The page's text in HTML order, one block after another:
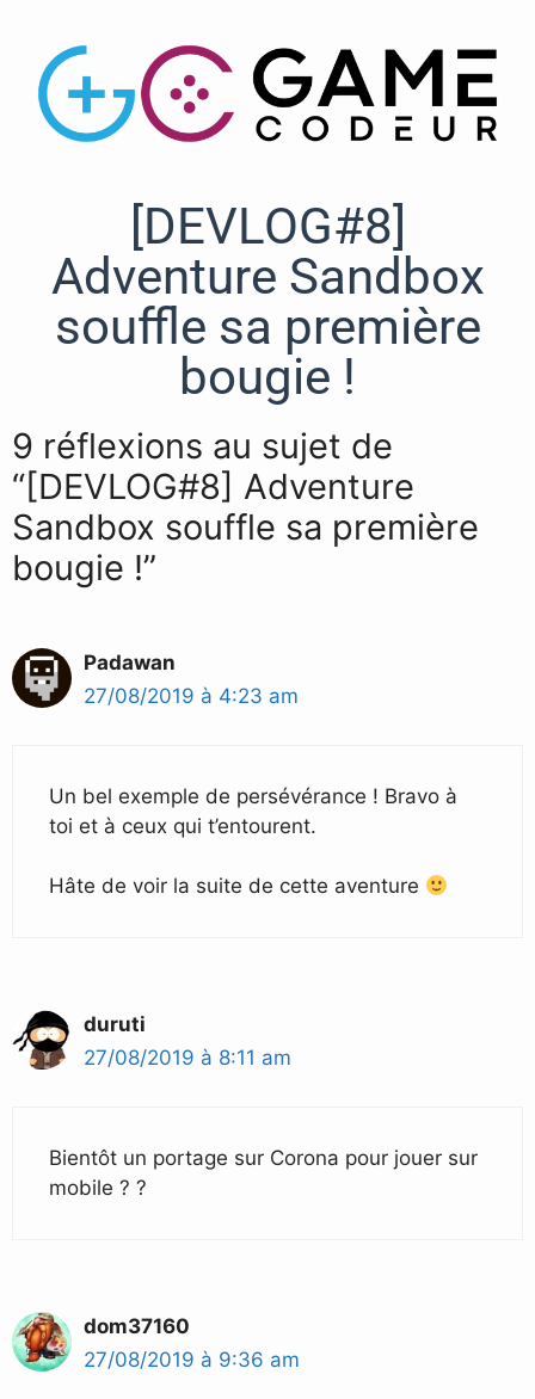
[DEVLOG#8]
Adventure Sandbox
souffle sa première
bougie !
9 réflexions au sujet de
“[DEVLOG#8] Adventure
Sandbox souffle sa première
bougie !”
Padawan
27/08/2019 à 4:23 am
Un bel exemple de persévérance ! Bravo à
toi et à ceux qui t’entourent.
Hâte de voir la suite de cette aventure
duruti
27/08/2019 à 8:11 am
Bientôt un portage sur Corona pour jouer sur
mobile ? ?
dom37160
27/08/2019 à 9:36 am